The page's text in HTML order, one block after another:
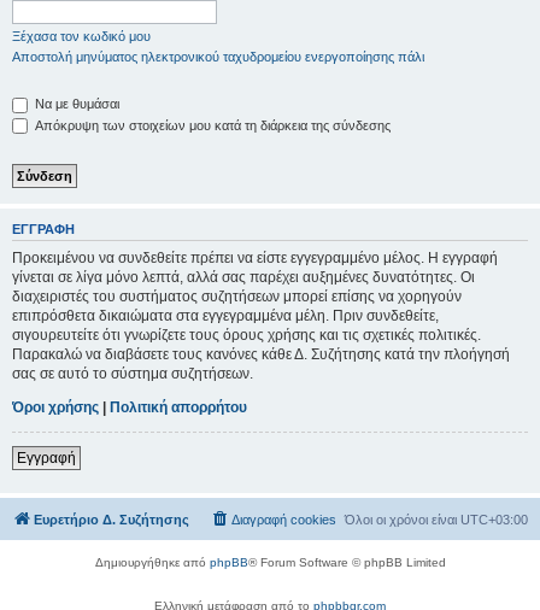
Ξέχασα τον κωδικό μου
Αποστολή μηνύματος ηλεκτρονικού ταχυδρομείου ενεργοποίησης πάλι
Να με θυμάσαι
Απόκρυψη των στοιχείων μου κατά τη διάρκεια της σύνδεσης
ΕΓΓΡΑΦΉ
Προκειμένου να συνδεθείτε πρέπει να είστε εγγεγραμμένο μέλος. Η εγγραφή
γίνεται σε λίγα μόνο λεπτά, αλλά σας παρέχει αυξημένες δυνατότητες. Οι
διαχειριστές του συστήματος συζητήσεων μπορεί επίσης να χορηγούν
επιπρόσθετα δικαιώματα στα εγγεγραμμένα μέλη. Πριν συνδεθείτε,
σιγουρευτείτε ότι γνωρίζετε τους όρους χρήσης και τις σχετικές πολιτικές.
Παρακαλώ να διαβάσετε τους κανόνες κάθε Δ. Συζήτησης κατά την πλοήγησή
σας σε αυτό το σύστημα συζητήσεων.
Όροι χρήσης | Πολιτική απορρήτου
Εγγραφή
Ευρετήριο Δ. Συζήτησης Όλοι οι χρόνοι είναι UTC+03:00
Διαγραφή cookies
Δημιουργήθηκε από phpBB® Forum Software © phpBB Limited
Ελληνική μετάφραση από το phpbbgr.com